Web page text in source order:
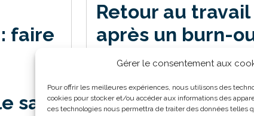
Gérer le consentement aux
Pour offrir les meilleures expériences, nous utilisons des
cookies pour stocker et/ou accéder aux informations des
ces technologies nous permettra de traiter des données telles
faire
sans
Retour au travail
après un burn-
comment se
préparer pour
reprendre en